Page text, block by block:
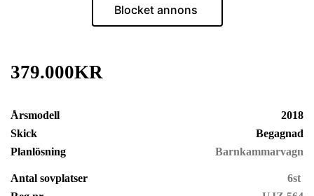
Blocket annons
379.000KR
Årsmodell
2018
Skick
Begagnad
Planlösning
Antal sovplatser
Barnkammarvagn
6st